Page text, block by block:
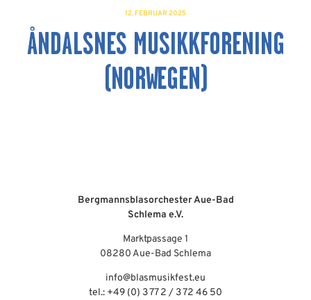
12. FEBRUAR 2025
ÅNDALSNES MUSIKKFORENING
(NORWEGEN)
Bergmannsblasorchester Aue-Bad
Schlema e.V.
Marktpassage 1
08280 Aue-Bad Schlema
info@blasmusikfest.eu
tel.: +49 (0) 3 77 2 / 3 72 46 50